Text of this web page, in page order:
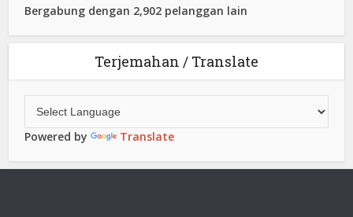
Bergabung dengan 2,902 pelanggan lain
Terjemahan / Translate
Powered by Translate